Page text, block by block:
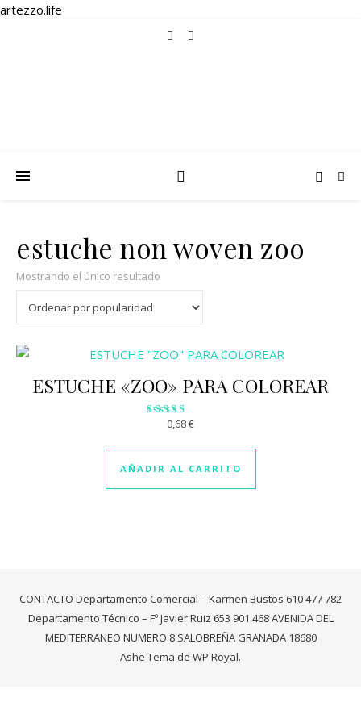
artezzo.life
estuche non woven zoo
Mostrando el único resultado
ESTUCHE «ZOO» PARA COLOREAR
Valorado
2.96
de 5
0,68€
AÑADIR AL CARRITO
CONTACTO Departamento Comercial – Karmen Bustos 610 477 782
Departamento Técnico – Fº Javier Ruiz 653 901 468 AVENIDA DEL
MEDITERRANEO NUMERO 8 SALOBREÑA GRANADA 18680
Ashe Tema de WP Royal.